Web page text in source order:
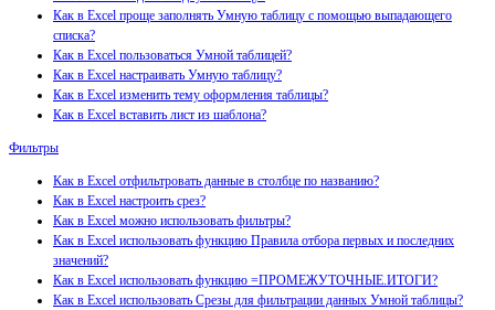
Как в Excel проще заполнять Умную таблицу с помощью выпадающего
списка?
Как в Excel пользоваться Умной таблицей?
Как в Excel настраивать Умную таблицу?
Как в Excel изменить тему оформления таблицы?
Как в Excel вставить лист из шаблона?
Фильтры
Как в Excel отфильтровать данные в столбце по названию?
Как в Excel настроить срез?
Как в Excel можно использовать фильтры?
Как в Excel использовать функцию Правила отбора первых и последних
значений?
Как в Excel использовать функцию =ПРОМЕЖУТОЧНЫЕ.ИТОГИ?
Как в Excel использовать Срезы для фильтрации данных Умной таблицы?